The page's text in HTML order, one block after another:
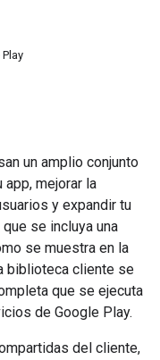
un amplio conjunto
mejorar la
y expandir tu
se incluya una
se muestra en la
biblioteca cliente se
que se ejecuta
de Google Play.
del cliente,